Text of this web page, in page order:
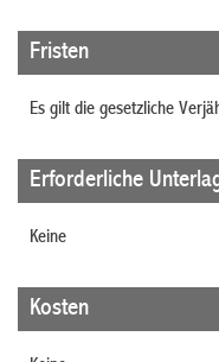
Fristen
Es gilt die gesetzliche
Erforderliche
Keine
Kosten